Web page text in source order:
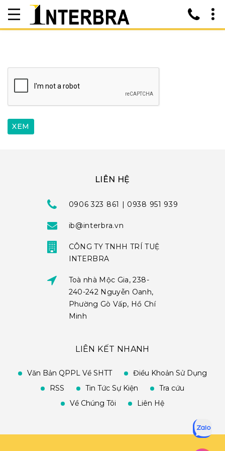
LIÊN HỆ
0906 323 861 | 0938 951 939
ib@interbra.vn
CÔNG TY TNHH TRÍ TUỆ
INTERBRA
Toà nhà Mộc Gia, 238-
240-242 Nguyễn Oanh,
Phường Gò Vấp, Hồ Chí
Minh
LIÊN KẾT NHANH
Văn Bản QPPL Về SHTT
Điều Khoản Sử Dụng
RSS
Tin Tức Sự Kiện
Tra cứu
Về Chúng Tôi
Liên Hệ